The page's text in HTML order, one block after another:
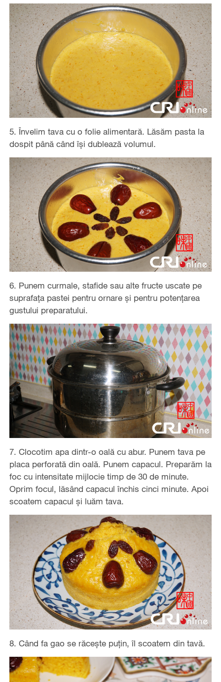
5. Învelim tava cu o folie alimentară. Lăsăm pasta la
dospit până când își dublează volumul.
6. Punem curmale, stafide sau alte fructe uscate pe
suprafața pastei pentru ornare și pentru potențarea
gustului preparatului.
7. Clocotim apa dintr-o oală cu abur. Punem tava pe
placa perforată din oală. Punem capacul. Preparăm la
foc cu intensitate mijlocie timp de 30 de minute.
Oprim focul, lăsând capacul închis cinci minute. Apoi
scoatem capacul și luăm tava.
8. Când fa gao se răcește puțin, îl scoatem din tavă.